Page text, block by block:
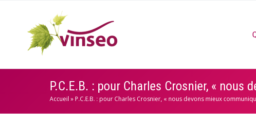
P.C.E.B. : pour Charles Crosnier, « nous
Accueil » P.C.E.B. : pour Charles Crosnier, « nous devons mieux